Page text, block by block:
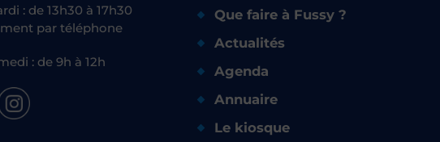
: de 13h30 à 17h30
par téléphone
: de 9h à 12h
Que faire à Fussy ?
Actualités
Agenda
Annuaire
Le kiosque